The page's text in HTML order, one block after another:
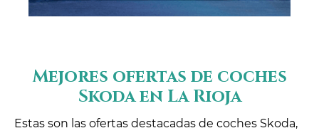
Mejores ofertas de coches
Skoda en La Rioja
Estas son las ofertas destacadas de coches Skoda,